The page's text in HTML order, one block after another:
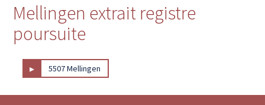
Mellingen extrait registre
poursuite
▸ 5507 Mellingen